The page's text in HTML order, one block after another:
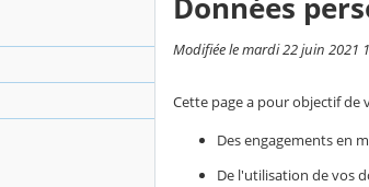
Données
Modifiée le mardi 22 juin 2021
Cette page a pour objectif de
Des engagements en
De l'utilisation de vos